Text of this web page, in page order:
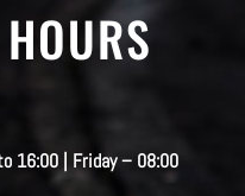
16:00 | Friday – 08:00